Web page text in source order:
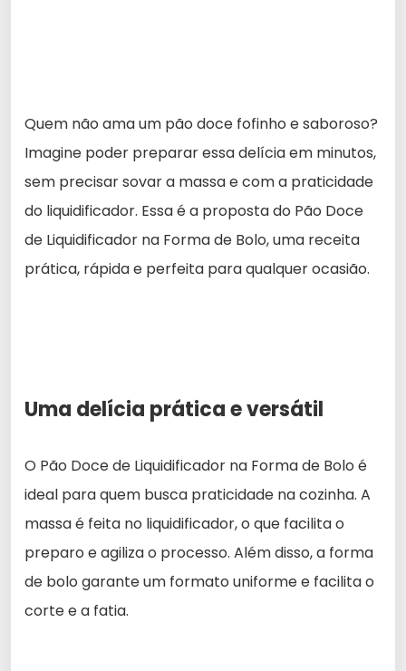
Quem não ama um pão doce fofinho e saboroso?
Imagine poder preparar essa delícia em minutos,
sem precisar sovar a massa e com a praticidade
do liquidificador. Essa é a proposta do Pão Doce
de Liquidificador na Forma de Bolo, uma receita
prática, rápida e perfeita para qualquer ocasião.
Uma delícia prática e versátil
O Pão Doce de Liquidificador na Forma de Bolo é
ideal para quem busca praticidade na cozinha. A
massa é feita no liquidificador, o que facilita o
preparo e agiliza o processo. Além disso, a forma
de bolo garante um formato uniforme e facilita o
corte e a fatia.